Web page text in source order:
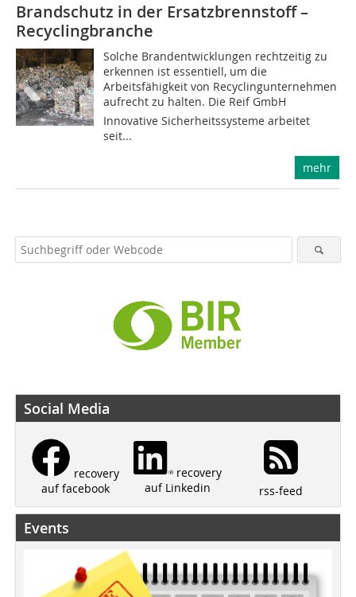
Brandschutz in der Ersatzbrennstoff –
Recyclingbranche
Solche Brandentwicklungen rechtzeitig zu
erkennen ist essentiell, um die
Arbeitsfähigkeit von Recyclingunternehmen
aufrecht zu halten. Die Reif GmbH 
Innovative Sicherheitssysteme arbeitet
seit...
mehr
Social Media
recovery
auf facebook
recovery
auf Linkedin
rss-feed
Events